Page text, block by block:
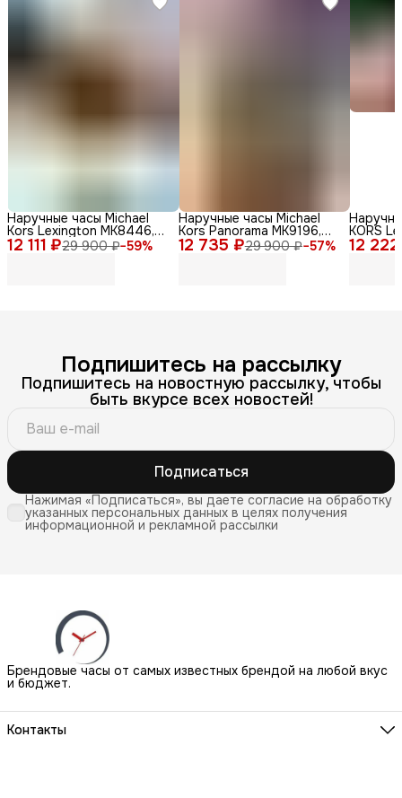
12 111 ₽29 900 ₽−59%
Наручные часы Michael
Kors Lexington MK8446,
мужские, кварцевый
механизм, золотые
12 735 ₽29 900 ₽−57%
Наручные часы Michael
Kors Panorama MK9196,
нержавеющая сталь,
серебристый
12
KORS
сталь
Подпишитесь на рассылку
Подпишитесь на новостную рассылку, чтобы
быть вкурсе всех новостей!
Подписаться
Нажимая «Подписаться», вы даете согласие на обработку
указанных персональных данных в целях получения
информационной и рекламной рассылки
Брендовые часы от самых известных брендой на любой вкус
и бюджет.
Контакты